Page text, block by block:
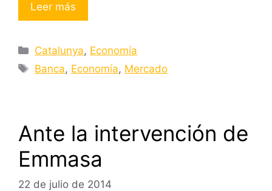
Leer más
Categorías
Catalunya, Economía
Etiquetas
Banca, Economía, Mercado
Ante la intervención de
Emmasa
22 de julio de 2014